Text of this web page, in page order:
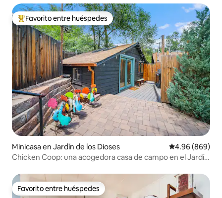
De los mejores en Favorito entre huéspedes
Favorito entre huéspedes
Minicasa en Jardín de los Dioses Calificación
4.96 (869)
Chicken Coop: una acogedora casa de campo en el Jardín
Favorito entre huéspedes
Favorito entre huéspedes